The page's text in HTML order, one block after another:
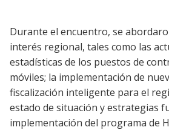
Durante el encuentro, se
interés regional, tales como las
estadísticas de los puestos de
móviles; la implementación de
fiscalización inteligente para el
estado de situación y estrategias
implementación del programa de